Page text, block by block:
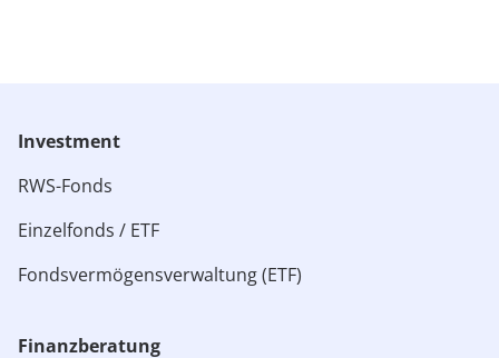
Investment
RWS-Fonds
Einzelfonds / ETF
Fondsvermögensverwaltung (ETF)
Finanzberatung